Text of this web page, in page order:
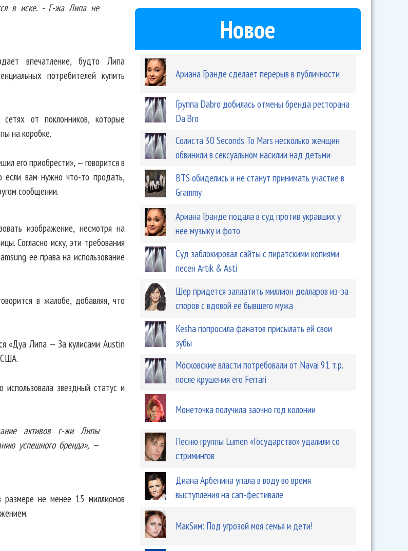
в иске. - Г-жа Липа не
впечатление, будто Липа
потребителей купить
от поклонников, которые
на коробке.
его приобрести», — говорится в
если вам нужно что-то продать,
сообщении.
изображение, несмотря на
Согласно иску, эти требования
ее права на использование
в жалобе, добавляя, что
«Дуа Липа — За кулисами Austin
США.
звездный статус и
активов г-жи Липы
успешного бренда», —
размере не менее 15 миллионов
Новое
Ариана Гранде сделает перерыв в публичности
Группа Dabro добилась отмены бренда ресторана
Da'Bro
Солиста 30 Seconds To Mars несколько женщин
обвинили в сексуальном насилии над детьми
BTS обиделись и не станут принимать участие в
Grammy
Ариана Гранде подала в суд против укравших у
нее музыку и фото
Суд заблокировал сайты с пиратскими копиями
песен Artik & Asti
Шер придется заплатить миллион долларов из-за
споров с вдовой ее бывшего мужа
Kesha попросила фанатов присылать ей свои
зубы
Московские власти потребовали от Navai 91 т.р.
после крушения его Ferrari
Монеточка получила заочно год колонии
Песню группы Lumen «Государство» удалили со
стримингов
Диана Арбенина упала в воду во время
выступления на сап-фестивале
МакSим: Под угрозой моя семья и дети!